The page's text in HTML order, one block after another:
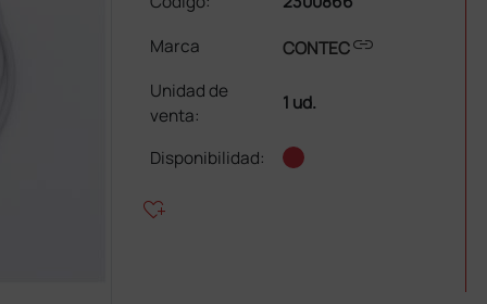
Marca
CONTEClink
Unidad de
venta:
1 ud.
Disponibilidad:
heart_plus